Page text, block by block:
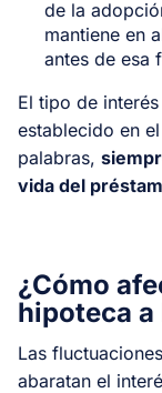
de la
mantiene en
antes de esa
El tipo de
establecido en
palabras,
vida del
¿Cómo
hipoteca a
Las
abaratan el